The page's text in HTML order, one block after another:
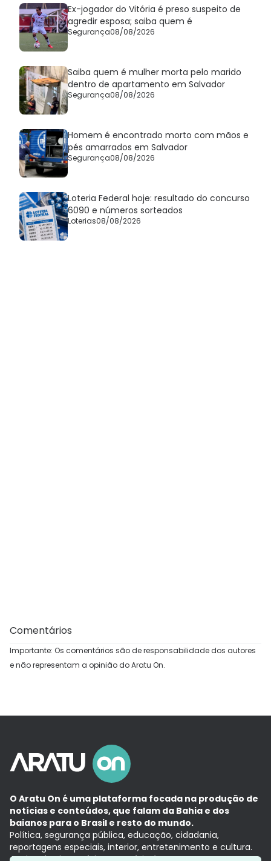
Ex-jogador do Vitória é preso suspeito de
agredir esposa; saiba quem é
Segurança08/08/2026
Saiba quem é mulher morta pelo marido
dentro de apartamento em Salvador
Segurança08/08/2026
Homem é encontrado morto com mãos e
pés amarrados em Salvador
Segurança08/08/2026
Loteria Federal hoje: resultado do concurso
6090 e números sorteados
Loterias08/08/2026
Comentários
Importante: Os comentários são de responsabilidade dos autores
e não representam a opinião do Aratu On.
O Aratu On é uma plataforma focada na produção de
notícias e conteúdos, que falam da Bahia e dos
baianos para o Brasil e resto do mundo.
Política, segurança pública, educação, cidadania,
reportagens especiais, interior, entretenimento e cultura.